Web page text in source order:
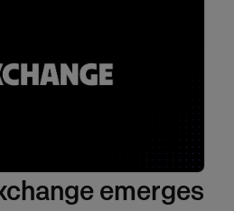
emerges